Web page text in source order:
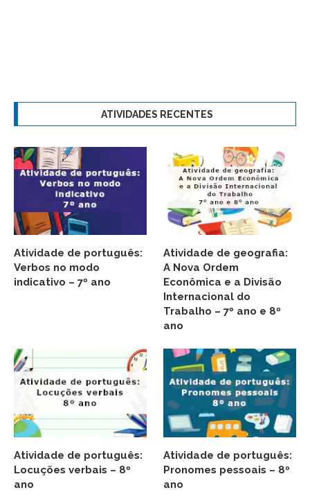
ATIVIDADES RECENTES
Atividade de português:
Verbos no modo
indicativo – 7º ano
Atividade de geografia:
A Nova Ordem
Econômica e a Divisão
Internacional do
Trabalho – 7º ano e 8º
ano
Atividade de português:
Locuções verbais – 8º
ano
Atividade de português:
Pronomes pessoais – 8º
ano